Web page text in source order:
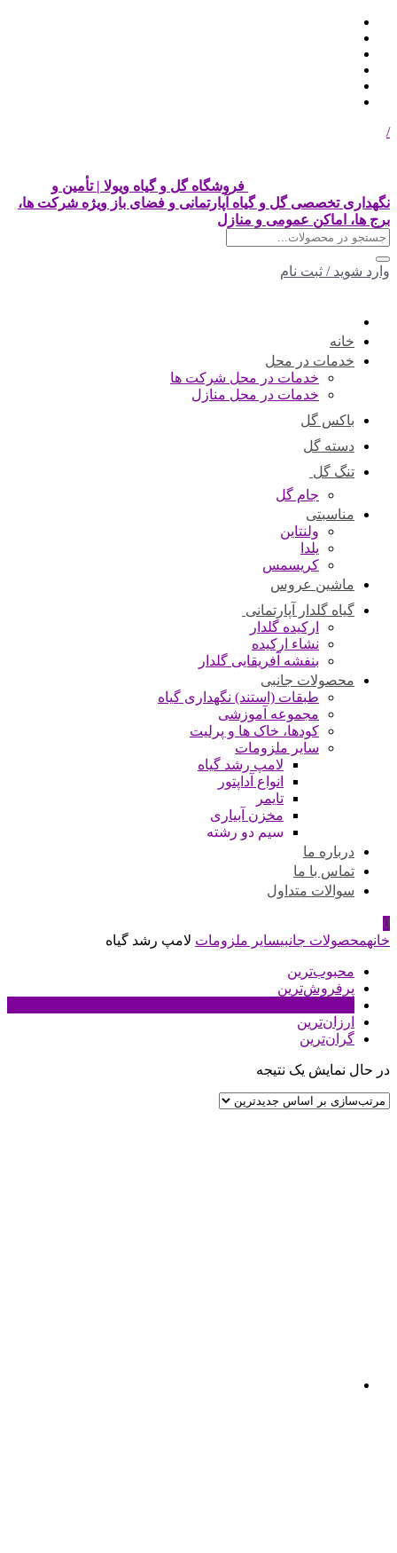
/
فروشگاه گل و گیاه ویولا | تأمین و
نگهداری تخصصی گل و گیاه آپارتمانی و فضای باز ویژه شرکت ها،
برج ها، اماکن عمومی و منازل
وارد شوید / ثبت نام
خانه
خدمات در محل
خدمات در محل شرکت ها
خدمات در محل منازل
باکس گل
دسته گل
تنگ گل
جام گل
مناسبتی
ولنتاین
یلدا
کریسمس
ماشین عروس
گیاه گلدار آپارتمانی
ارکیده گلدار
نشاء ارکیده
بنفشه آفریقایی گلدار
محصولات جانبی
طبقات (استند) نگهداری گیاه
مجموعه آموزشی
کودها، خاک ها و پرلیت
سایر ملزومات
لامپ رشد گیاه
انواع آداپتور
تایمر
مخزن آبیاری
سیم دو رشته
درباره ما
تماس با ما
سوالات متداول
0
خانهمحصولات جانبیسایر ملزومات لامپ رشد گیاه
محبوب‌ترین
پرفروش‌ترین
ارزان‌ترین
گران‌ترین
در حال نمایش یک نتیجه